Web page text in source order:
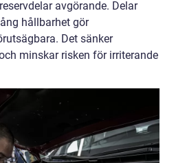
avgörande. Delar
hållbarhet gör
Det sänker
minskar risken för irriterande